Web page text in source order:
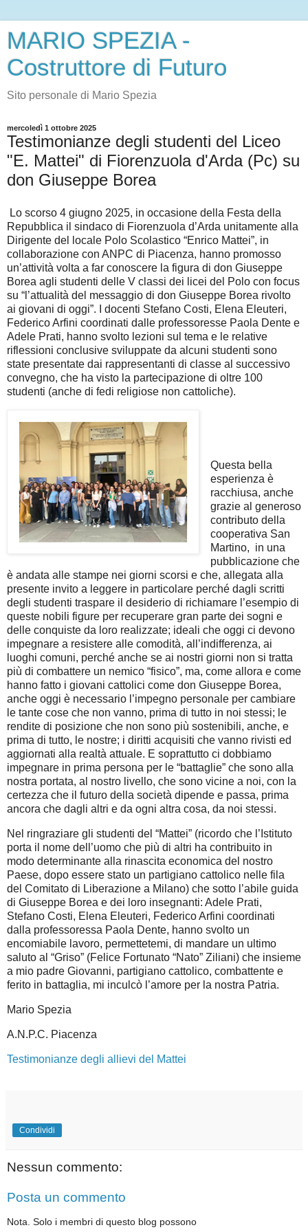
MARIO SPEZIA -
Costruttore di Futuro
Sito personale di Mario Spezia
mercoledì 1 ottobre 2025
Testimonianze degli studenti del Liceo
"E. Mattei" di Fiorenzuola d'Arda (Pc) su
don Giuseppe Borea
Lo scorso 4 giugno 2025, in occasione della Festa della
Repubblica il sindaco di Fiorenzuola d’Arda unitamente alla
Dirigente del locale Polo Scolastico “Enrico Mattei”, in
collaborazione con ANPC di Piacenza, hanno promosso
un’attività volta a far conoscere la figura di don Giuseppe
Borea agli studenti delle V classi dei licei del Polo con focus
su “l’attualità del messaggio di don Giuseppe Borea rivolto
ai giovani di oggi”. I docenti Stefano Costi, Elena Eleuteri,
Federico Arfini coordinati dalle professoresse Paola Dente e
Adele Prati, hanno svolto lezioni sul tema e le relative
riflessioni conclusive sviluppate da alcuni studenti sono
state presentate dai rappresentanti di classe al successivo
convegno, che ha visto la partecipazione di oltre 100
studenti (anche di fedi religiose non cattoliche).
Questa bella
esperienza è
racchiusa, anche
grazie al generoso
contributo della
cooperativa San
Martino, in una
pubblicazione che
è andata alle stampe nei giorni scorsi e che, allegata alla
presente invito a leggere in particolare perché dagli scritti
degli studenti traspare il desiderio di richiamare l’esempio di
queste nobili figure per recuperare gran parte dei sogni e
delle conquiste da loro realizzate; ideali che oggi ci devono
impegnare a resistere alle comodità, all’indifferenza, ai
luoghi comuni, perché anche se ai nostri giorni non si tratta
più di combattere un nemico “fisico”, ma, come allora e come
hanno fatto i giovani cattolici come don Giuseppe Borea,
anche oggi è necessario l’impegno personale per cambiare
le tante cose che non vanno, prima di tutto in noi stessi; le
rendite di posizione che non sono più sostenibili, anche, e
prima di tutto, le nostre; i diritti acquisiti che vanno rivisti ed
aggiornati alla realtà attuale. E soprattutto ci dobbiamo
impegnare in prima persona per le “battaglie” che sono alla
nostra portata, al nostro livello, che sono vicine a noi, con la
certezza che il futuro della società dipende e passa, prima
ancora che dagli altri e da ogni altra cosa, da noi stessi.
Nel ringraziare gli studenti del “Mattei” (ricordo che l’Istituto
porta il nome dell’uomo che più di altri ha contribuito in
modo determinante alla rinascita economica del nostro
Paese, dopo essere stato un partigiano cattolico nelle fila
del Comitato di Liberazione a Milano) che sotto l’abile guida
di Giuseppe Borea e dei loro insegnanti: Adele Prati,
Stefano Costi, Elena Eleuteri, Federico Arfini coordinati
dalla professoressa Paola Dente, hanno svolto un
encomiabile lavoro, permettetemi, di mandare un ultimo
saluto al “Griso” (Felice Fortunato “Nato” Ziliani) che insieme
a mio padre Giovanni, partigiano cattolico, combattente e
ferito in battaglia, mi inculcò l’amore per la nostra Patria.
Mario Spezia
A.N.P.C. Piacenza
Testimonianze degli allievi del Mattei
Condividi
Nessun commento:
Posta un commento
Nota. Solo i membri di questo blog possono